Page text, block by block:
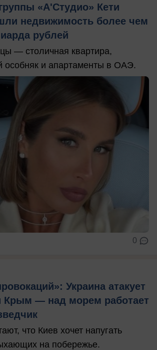
«А'Студио» Кети
недвижимость более чем
рублей
— столичная квартира,
особняк и апартаменты в ОАЭ.
0
Украина атакует
Крым — над морем работает
что Киев хочет напугать
на побережье.